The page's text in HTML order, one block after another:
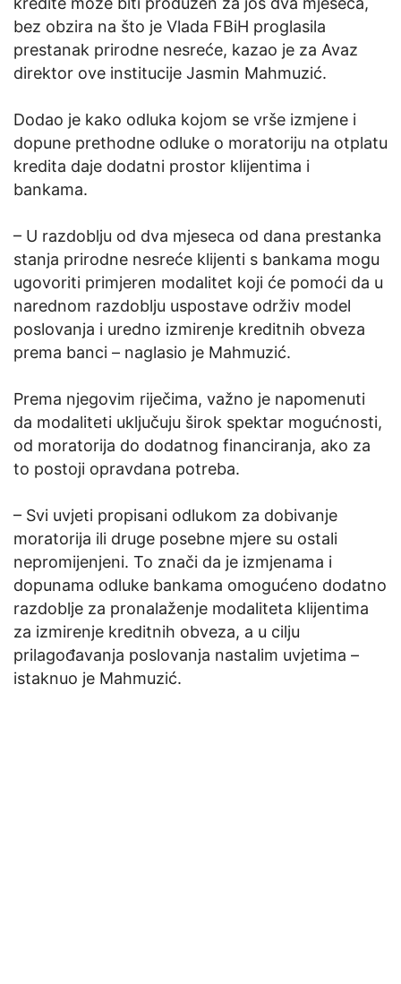
bez obzira na što je Vlada FBiH proglasila
prestanak prirodne nesreće, kazao je za Avaz
direktor ove institucije Jasmin Mahmuzić.
Dodao je kako odluka kojom se vrše izmjene i
dopune prethodne odluke o moratoriju na otplatu
kredita daje dodatni prostor klijentima i
bankama.
– U razdoblju od dva mjeseca od dana prestanka
stanja prirodne nesreće klijenti s bankama mogu
ugovoriti primjeren modalitet koji će pomoći da u
narednom razdoblju uspostave održiv model
poslovanja i uredno izmirenje kreditnih obveza
prema banci – naglasio je Mahmuzić.
Prema njegovim riječima, važno je napomenuti
da modaliteti uključuju širok spektar mogućnosti,
od moratorija do dodatnog financiranja, ako za
to postoji opravdana potreba.
– Svi uvjeti propisani odlukom za dobivanje
moratorija ili druge posebne mjere su ostali
nepromijenjeni. To znači da je izmjenama i
dopunama odluke bankama omogućeno dodatno
razdoblje za pronalaženje modaliteta klijentima
za izmirenje kreditnih obveza, a u cilju
prilagođavanja poslovanja nastalim uvjetima –
istaknuo je Mahmuzić.